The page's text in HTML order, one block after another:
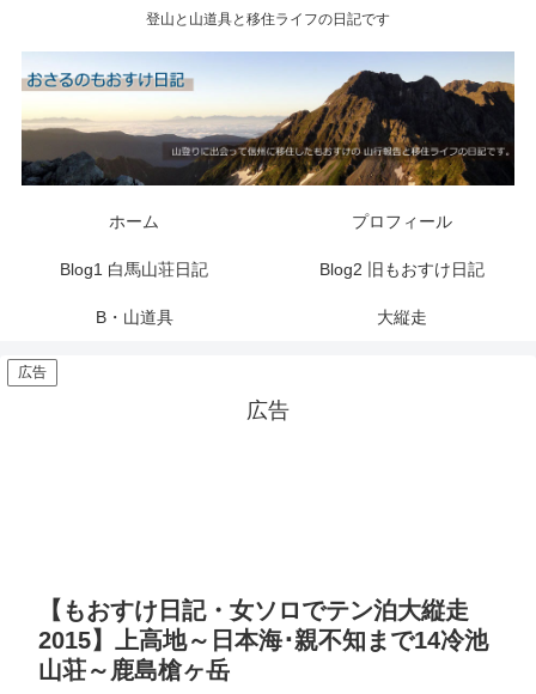
登山と山道具と移住ライフの日記です
ホーム プロフィール
Blog1 白馬山荘日記 Blog2 旧もおすけ日記
B・山道具 大縦走
広告
広告
【もおすけ日記・女ソロでテン泊大縦走
2015】上高地～日本海･親不知まで14冷池
山荘～鹿島槍ヶ岳